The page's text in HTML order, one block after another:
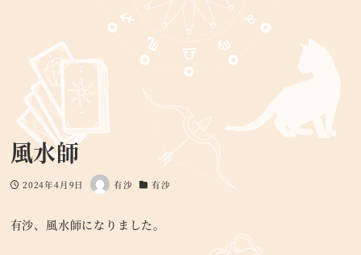
風水師
投稿日
2024年4月9日
著
有沙
カテゴリー
有沙
有沙、風水師になりました。